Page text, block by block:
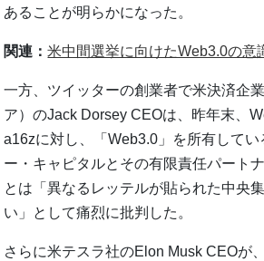
あることが明らかになった。
関連：米中間選挙に向けたWeb3.0の意
一方、ツイッターの創業者で米決済企
ア）のJack Dorsey CEOは、昨年末、
a16zに対し、「Web3.0」を所有してい
ー・キャピタルとその有限責任パート
とは「異なるレッテルが貼られた中央
い」として痛烈に批判した。
さらに米テスラ社のElon Musk CEOが